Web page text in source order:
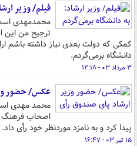
فیلم/ وزیر
محمدمهدی
ترجیح من این
کمکی که دولت بعدی نیاز داشته باشم
دانشگاه برمی‌گردم.
۳ مرداد ۰۳ - ۱۲:۱۸
عکس/ حضور
محمد مهدی
اصحاب فرهنگ
پیدا کرد و به نامزد موردنظر خود رأی داد.
۱۵ تیر ۰۳ - ۱۶:۴۷